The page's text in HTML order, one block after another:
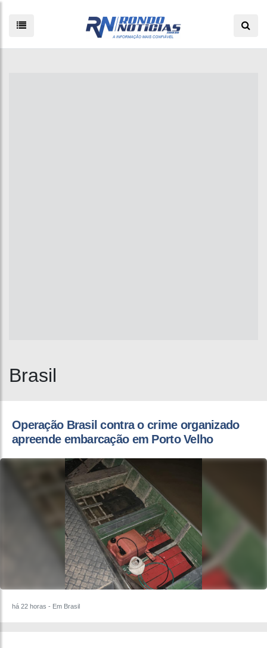
Brasil
Operação Brasil contra o crime organizado
apreende embarcação em Porto Velho
há 22 horas - Em Brasil